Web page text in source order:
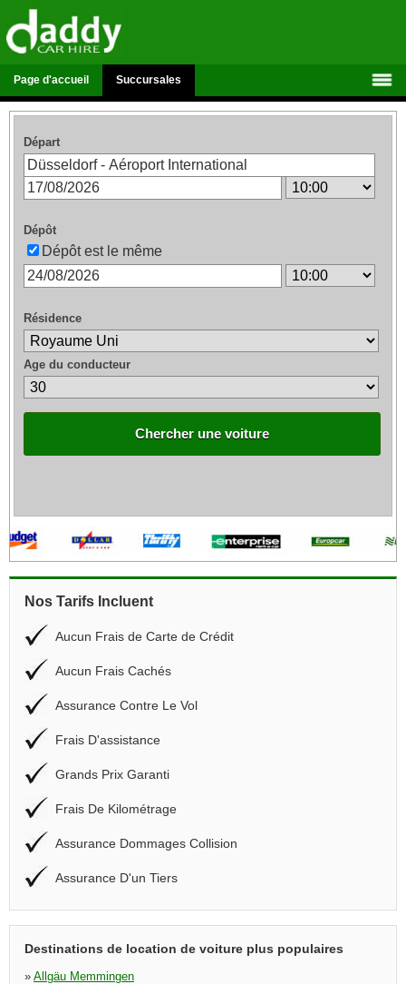
Page d'accueil Succursales
Départ
Dépôt
Dépôt est le même
Résidence
Age du conducteur
Chercher une voiture
Nos Tarifs Incluent
Aucun Frais de Carte de Crédit
Aucun Frais Cachés
Assurance Contre Le Vol
Frais D'assistance
Grands Prix Garanti
Frais De Kilométrage
Assurance Dommages Collision
Assurance D'un Tiers
Destinations de location de voiture plus populaires
» Allgäu Memmingen